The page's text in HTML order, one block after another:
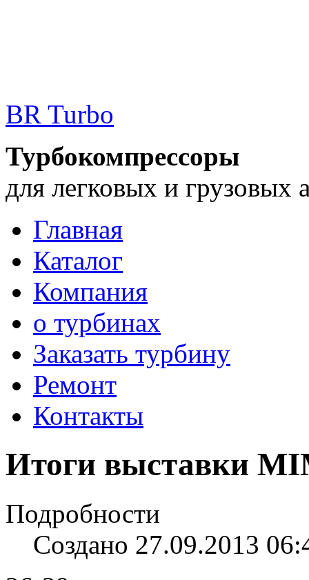
BR Turbo
Турбокомпрессоры
для легковых и грузовых
Главная
Каталог
Компания
о турбинах
Заказать турбину
Ремонт
Контакты
Итоги выставки
Подробности
Создано 27.09.2013